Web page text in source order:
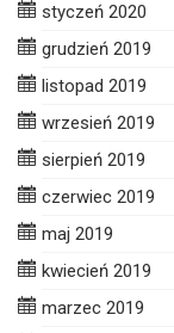
styczeń 2020
grudzień 2019
listopad 2019
wrzesień 2019
sierpień 2019
czerwiec 2019
maj 2019
kwiecień 2019
marzec 2019